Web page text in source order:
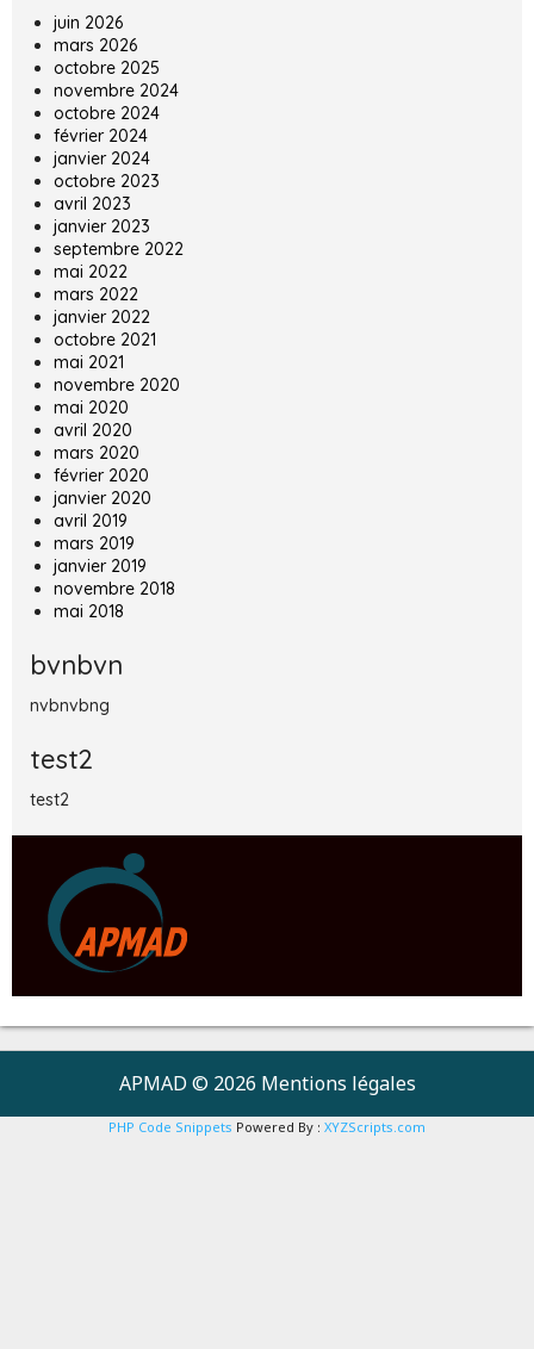
juin 2026
mars 2026
octobre 2025
novembre 2024
octobre 2024
février 2024
janvier 2024
octobre 2023
avril 2023
janvier 2023
septembre 2022
mai 2022
mars 2022
janvier 2022
octobre 2021
mai 2021
novembre 2020
mai 2020
avril 2020
mars 2020
février 2020
janvier 2020
avril 2019
mars 2019
janvier 2019
novembre 2018
mai 2018
bvnbvn
nvbnvbng
test2
test2
APMAD © 2026 Mentions légales
PHP Code Snippets Powered By : XYZScripts.com